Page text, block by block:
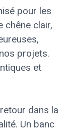
pour les
chêne clair,
projets.
et
dans la
Un banc